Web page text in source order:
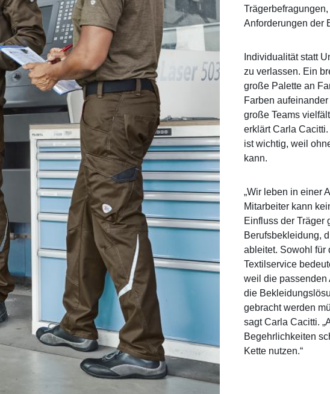
Anforderungen der
Individualität statt
zu verlassen. Ein
große Palette an
Farben
große Teams
erklärt Carla
ist wichtig, weil
kann.
„Wir leben in einer
Mitarbeiter kann
Einfluss der Träger
Berufsbekleidung,
ableitet. Sowohl für
Textilservice
weil die passenden
die
gebracht werden
sagt Carla Cacitti.
Begehrlichkeiten
Kette nutzen.“